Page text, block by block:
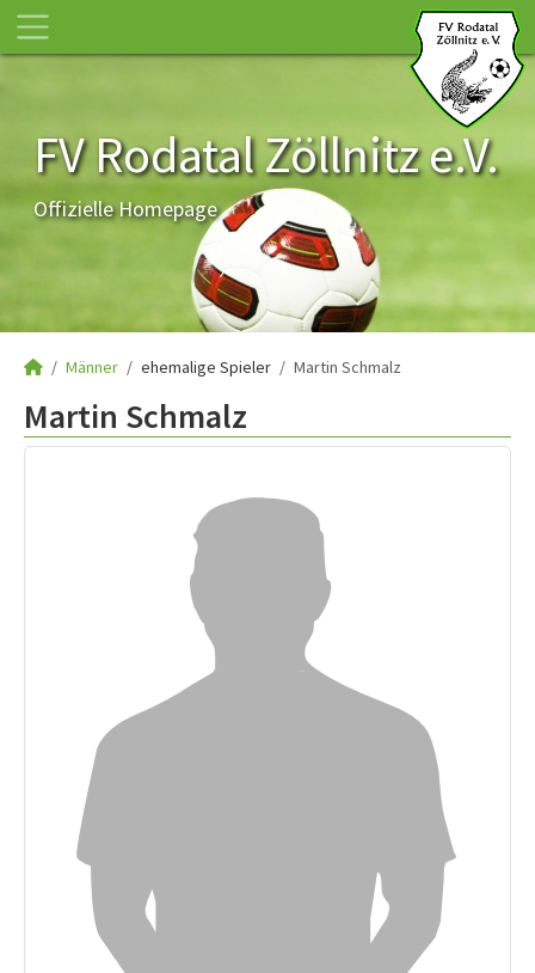
FV Rodatal Zöllnitz e.V.
Offizielle Homepage
Männer ehemalige Spieler Martin Schmalz
Martin Schmalz